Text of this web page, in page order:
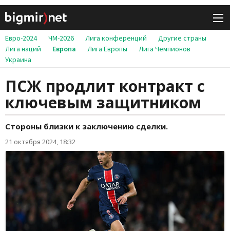
Евро-2024 ЧМ-2026 Лига конференций
Другие страны
Лига наций
Европа Лига Европы
Лига Чемпионов
Украина
ПСЖ продлит контракт с
ключевым защитником
Стороны близки к заключению сделки.
21 октября 2024, 18:32